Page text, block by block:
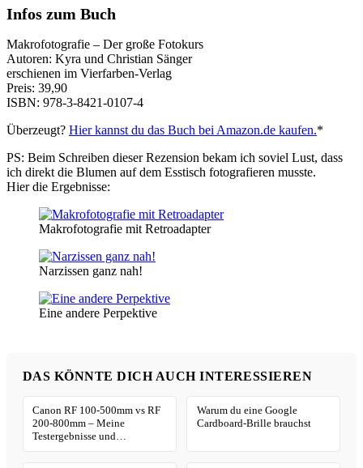
Infos zum Buch
Makrofotografie – Der große Fotokurs
Autoren: Kyra und Christian Sänger
erschienen im Vierfarben-Verlag
Preis: 39,90
ISBN: 978-3-8421-0107-4
Überzeugt? Hier kannst du das Buch bei Amazon.de kaufen.*
PS: Beim Schreiben dieser Rezension bekam ich soviel Lust, dass
ich direkt die Blumen auf dem Esstisch fotografieren musste.
Hier die Ergebnisse:
Makrofotografie mit Retroadapter
Narzissen ganz nah!
Eine andere Perpektive
DAS KÖNNTE DICH AUCH INTERESSIEREN
Canon RF 100-500mm vs RF
200-800mm – Meine
Testergebnisse und
Warum du eine Google
Cardboard-Brille brauchst